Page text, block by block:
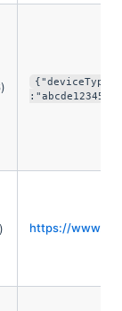
:"abcde12345"}
https://